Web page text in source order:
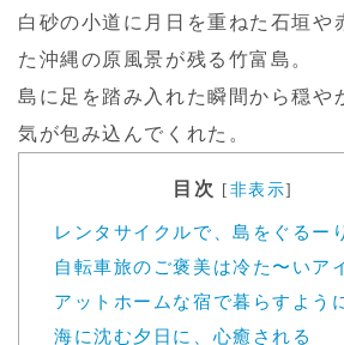
白砂の小道に月日を重ねた石垣や
た沖縄の原風景が残る竹富島。
島に足を踏み入れた瞬間から穏や
気が包み込んでくれた。
目次 [非表示]
レンタサイクルで、島をぐるー
自転車旅のご褒美は冷た〜いア
アットホームな宿で暮らすよう
海に沈む夕日に、心癒される